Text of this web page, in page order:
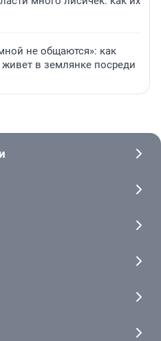
не общаются»: как
в землянке посреди